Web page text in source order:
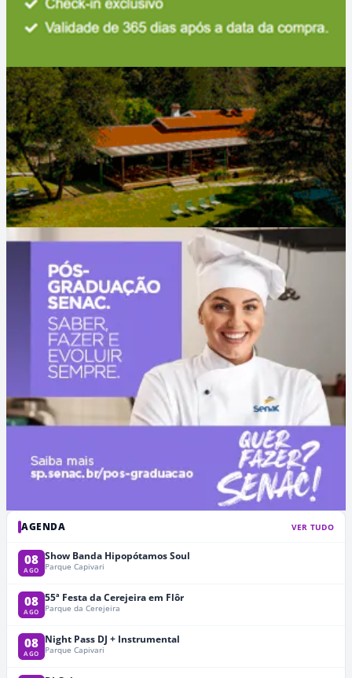
AGENDA VER TUDO
08
AGO
Show Banda Hipopótamos Soul
Parque Capivari
08
AGO
55ª Festa da Cerejeira em Flôr
Parque da Cerejeira
08
AGO
Night Pass DJ + Instrumental
Parque Capivari